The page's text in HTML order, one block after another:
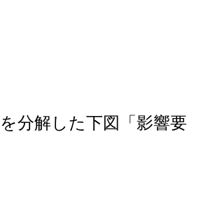
分解した下図「影響要